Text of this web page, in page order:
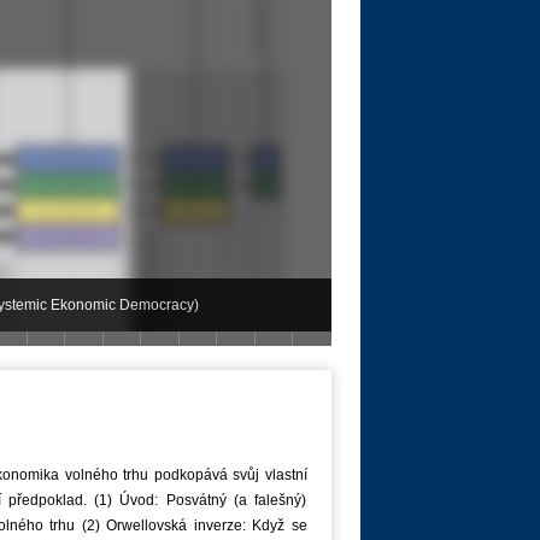
Ekonomic Democracy)
| AtényIII | Z-Day 2015 | Berlin
volného trhu podkopává svůj vlastní
předpoklad. (1) Úvod: Posvátný (a falešný)
trhu (2) Orwellovská inverze: Když se